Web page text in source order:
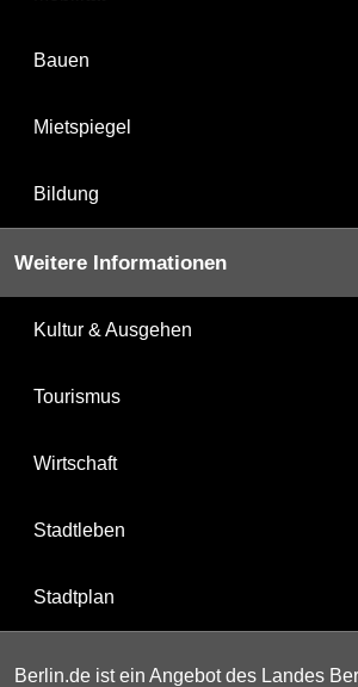
Bauen
Mietspiegel
Bildung
Weitere Informationen
Kultur & Ausgehen
Tourismus
Wirtschaft
Stadtleben
Stadtplan
Berlin.de ist ein Angebot des Landes